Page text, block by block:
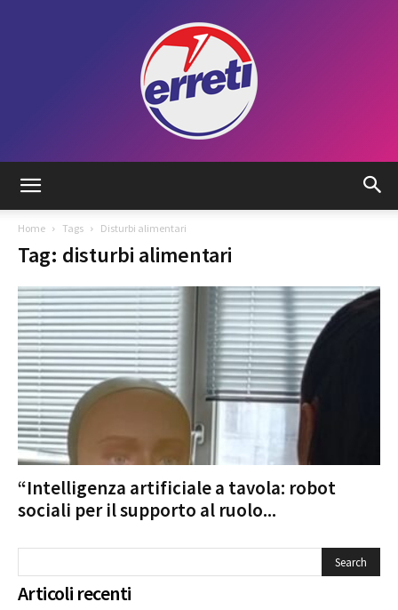
Tadino
Home Tags Disturbi alimentari
Tag: disturbi alimentari
“Intelligenza artificiale a tavola: robot
sociali per il supporto al ruolo...
Articoli recenti